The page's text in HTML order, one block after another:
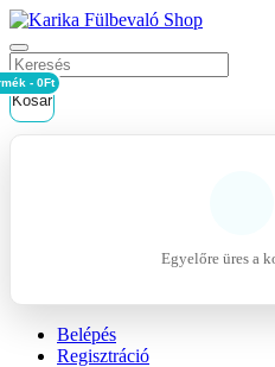
Kosár
- 0Ft
Egyelőre üres a
Belépés
Regisztráció